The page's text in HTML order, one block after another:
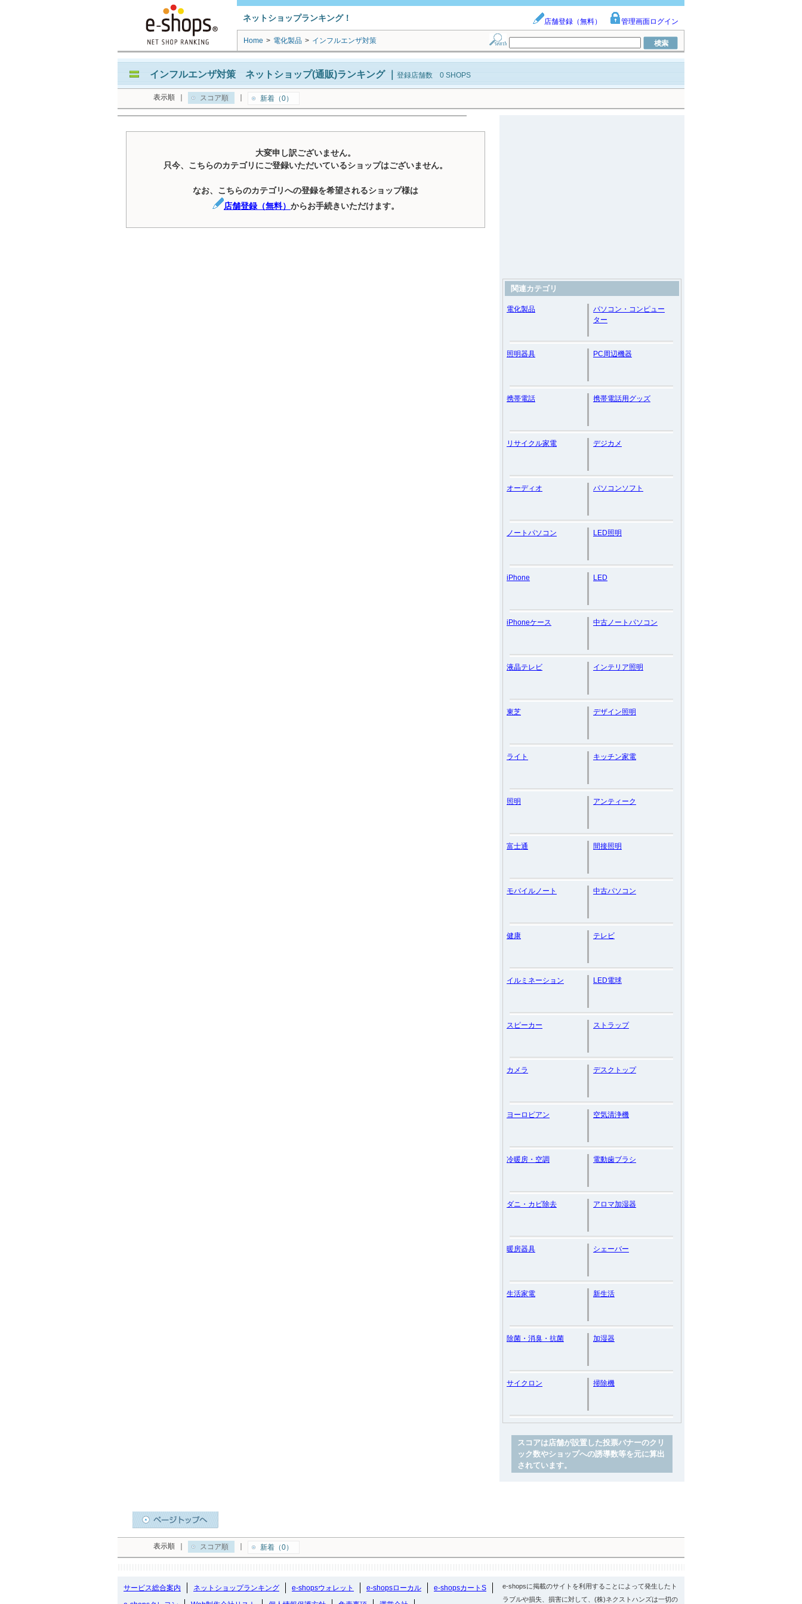
ネットショップランキング！ 店舗登録（無料） 管理画面ログイン
Home > 電化製品 > インフルエンザ対策
インフルエンザ対策 ネットショップ(通販)ランキング｜ 登録店舗数 0 SHOPS
表示順 スコア順 新着（0）
大変申し訳ございません。
只今、こちらのカテゴリにご登録いただいているショップはございません。
なお、こちらのカテゴリへの登録を希望されるショップ様は
店舗登録（無料） からお手続きいただけます。
関連カテゴリ
電化製品
パソコン・コンピュー
ター
照明器具 PC周辺機器
携帯電話 携帯電話用グッズ
リサイクル家電 デジカメ
オーディオ パソコンソフト
ノートパソコン LED照明
iPhone LED
iPhoneケース 中古ノートパソコン
液晶テレビ インテリア照明
東芝 デザイン照明
ライト キッチン家電
照明 アンティーク
富士通 間接照明
モバイルノート 中古パソコン
健康 テレビ
イルミネーション LED電球
スピーカー ストラップ
カメラ デスクトップ
ヨーロピアン 空気清浄機
冷暖房・空調 電動歯ブラシ
ダニ・カビ除去 アロマ加湿器
暖房器具 シェーバー
生活家電 新生活
除菌・消臭・抗菌 加湿器
サイクロン 掃除機
スコアは店舗が設置した投票バナーのクリ
ック数やショップへの誘導数等を元に算出
されています。
表示順 スコア順 新着（0）
サービス総合案内 ネットショップランキング e-shopsウォレット e-shopsローカル
e-shopsカートS
e-shopsに掲載のサイトを利用することによって発生したト
ラブルや損失、損害に対して、(株)ネクストハンズは一切の